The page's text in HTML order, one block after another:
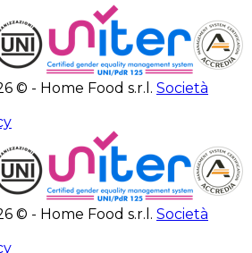
© - Home Food s.r.l. Società
© - Home Food s.r.l. Società